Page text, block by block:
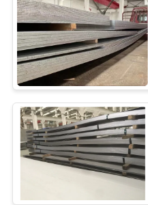
PRIVACY
POLICY